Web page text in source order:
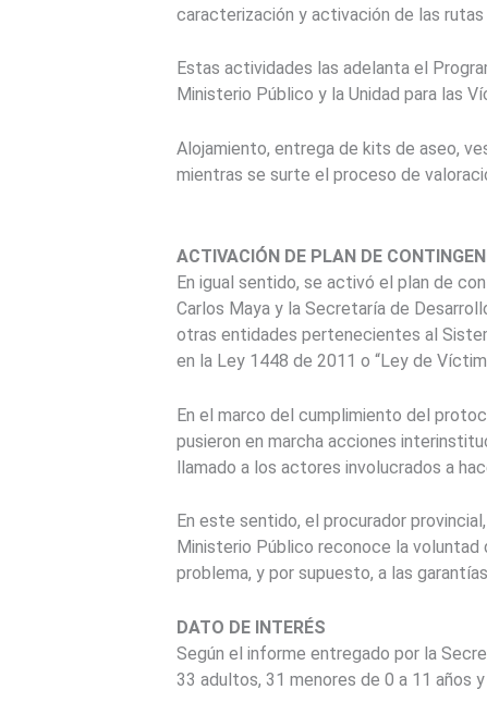
caracterización y activación de las
Estas actividades las adelanta el
Ministerio Público y la Unidad para las
Alojamiento, entrega de kits de aseo,
mientras se surte el proceso de
ACTIVACIÓN DE PLAN DE
En igual sentido, se activó el plan de
Carlos Maya y la Secretaría de
otras entidades pertenecientes al
en la Ley 1448 de 2011 o “Ley de
En el marco del cumplimiento del
pusieron en marcha acciones
llamado a los actores involucrados a
En este sentido, el procurador
Ministerio Público reconoce la
problema, y por supuesto, a las
DATO DE INTERÉS
Según el informe entregado por la
33 adultos, 31 menores de 0 a 11 años